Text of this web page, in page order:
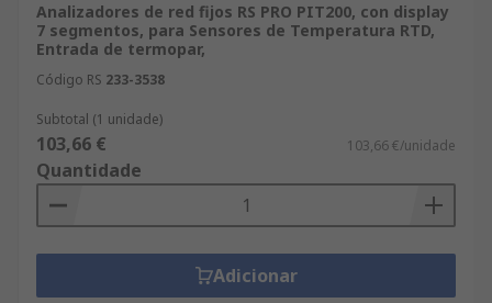
Analizadores de red fijos RS PRO PIT200, con display
7 segmentos, para Sensores de Temperatura RTD,
Entrada de termopar,
Código RS 233-3538
Subtotal (1 unidade)
103,66 € 103,66 €/unidade
Quantidade
Adicionar